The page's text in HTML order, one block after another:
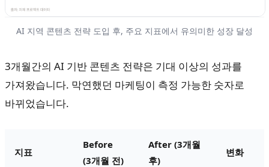
AI 지역 콘텐츠 전략 도입 후, 주요 지표에서 유의미한 성장 달성
3개월간의 AI 기반 콘텐츠 전략은 기대 이상의 성과를
가져왔습니다. 막연했던 마케팅이 측정 가능한 숫자로
바뀌었습니다.
지표
Before
(3개월 전)
After (3개월
후)
변화